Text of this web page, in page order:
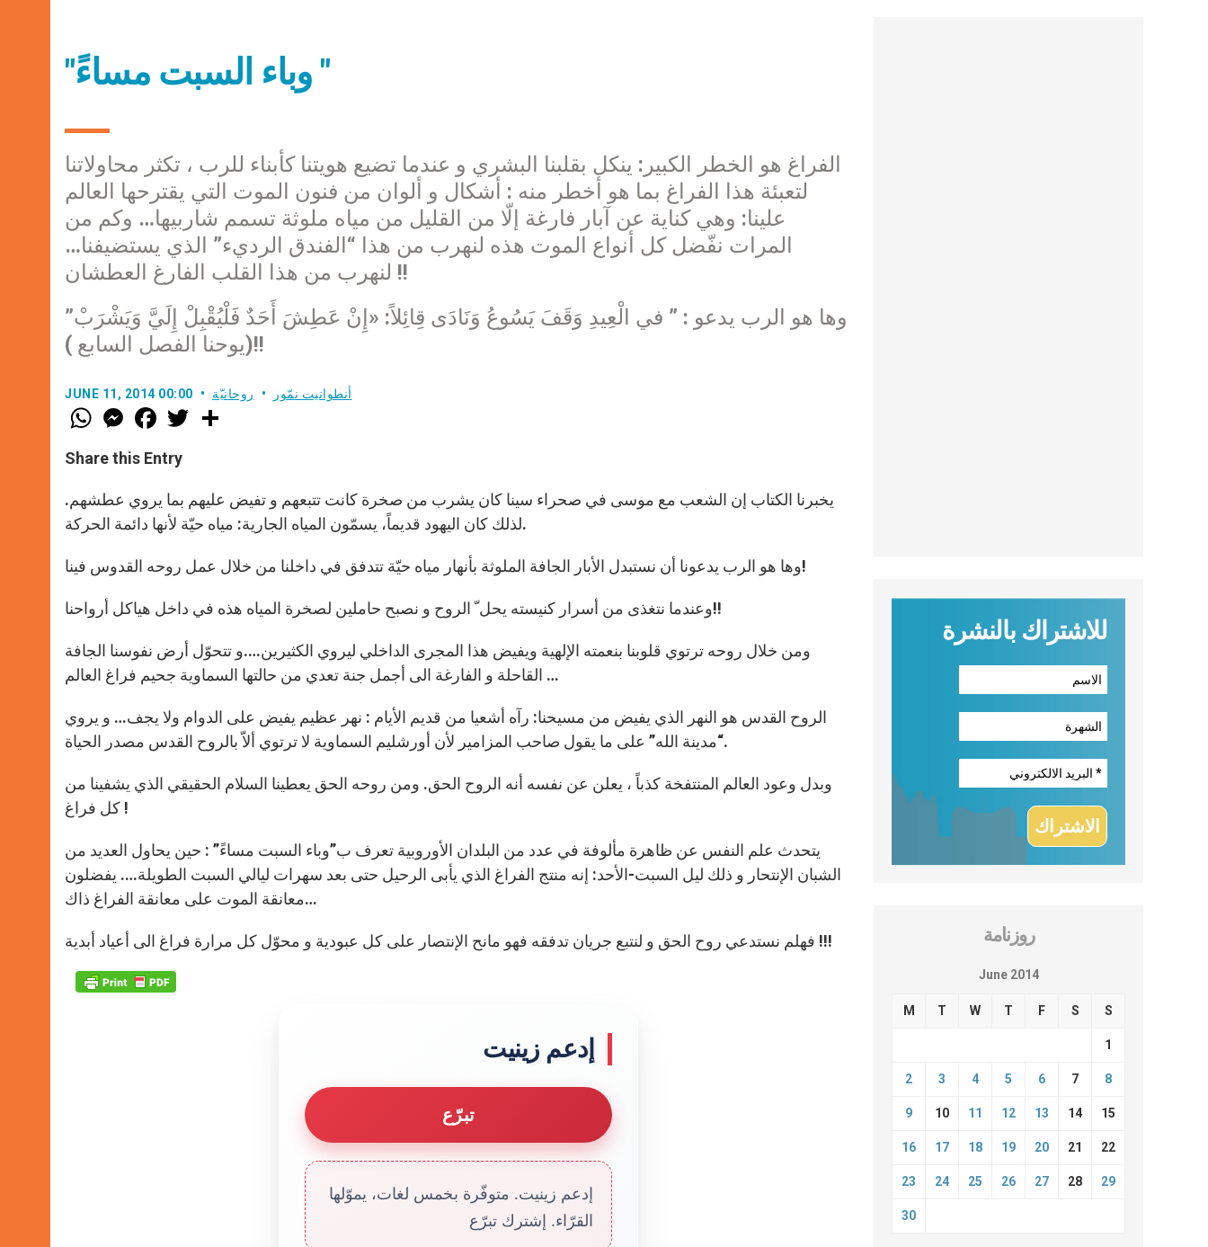
"وباء السبت مساءً "
الفراغ هو الخطر الكبير: ينكل بقلبنا البشري و عندما تضيع هويتنا كأبناء للرب ، تكثر محاولاتنا
لتعبئة هذا الفراغ بما هو أخطر منه : أشكال و ألوان من فنون الموت التي يقترحها العالم
علينا: وهي كناية عن آبار فارغة إلّا من القليل من مياه ملوثة تسمم شاربيها… وكم من
المرات نفّضل كل أنواع الموت هذه لنهرب من هذا “الفندق الرديء” الذي يستضيفنا…
لنهرب من هذا القلب الفارغ العطشان !!
وها هو الرب يدعو : ” في الْعِيدِ وَقَفَ يَسُوعُ وَنَادَى قِائِلاً: «إِنْ عَطِشَ أَحَدٌ فَلْيُقْبِلْ إِلَيَّ وَيَشْرَبْ”
(يوحنا الفصل السابع )!!
JUNE 11, 2014 00:00 أنطوانيت نمّور روحانيّة
W
h
t
s
p
p
M
e
s
e
g
e
r
F
a
e
b
o
k
w
r
Share this Entry
يخبرنا الكتاب إن الشعب مع موسى في صحراء سينا كان يشرب من صخرة كانت تتبعهم و تفيض عليهم بما يروي عطشهم.
لذلك كان اليهود قديماً، يسمّون المياه الجارية: مياه حيّة لأنها دائمة الحركة.
وها هو الرب يدعونا أن نستبدل الأبار الجافة الملوثة بأنهار مياه حيّة تتدفق في داخلنا من خلال عمل روحه القدوس فينا!
وعندما نتغذى من أسرار كنيسته يحل ّ الروح و نصبح حاملين لصخرة المياه هذه في داخل هياكل أرواحنا!!
ومن خلال روحه ترتوي قلوبنا بنعمته الإلهية ويفيض هذا المجرى الداخلي ليروي الكثيرين….و تتحوّل أرض نفوسنا الجافة
القاحلة و الفارغة الى أجمل جنة تعدي من حالتها السماوية جحيم فراغ العالم …
الروح القدس هو النهر الذي يفيض من مسيحنا: رآه أشعيا من قديم الأيام : نهر عظيم يفيض على الدوام ولا يجف… و يروي
“مدينة الله” على ما يقول صاحب المزامير لأن أورشليم السماوية لا ترتوي ألاّ بالروح القدس مصدر الحياة.
وبدل وعود العالم المنتفخة كذباً ، يعلن عن نفسه أنه الروح الحق. ومن روحه الحق يعطينا السلام الحقيقي الذي يشفينا من
كل فراغ !
يتحدث علم النفس عن ظاهرة مألوفة في عدد من البلدان الأوروبية تعرف ب”وباء السبت مساءً” : حين يحاول العديد من
الشبان الإنتحار و ذلك ليل السبت-الأحد: إنه منتج الفراغ الذي يأبى الرحيل حتى بعد سهرات ليالي السبت الطويلة…. يفضلون
معانقة الموت على معانقة الفراغ ذاك…
فهلم نستدعي روح الحق و لنتبع جريان تدفقه فهو مانح الإنتصار على كل عبودية و محوّل كل مرارة فراغ الى أعياد أبدية !!!
إدعم زينيت
تبرّع
إدعم زينيت. متوفّرة بخمس لغات، يموّلها
القرّاء. إشترك تبرّع
للاشتراك بالنشرة
روزنامة
June 2014
M T W T F S S
1
2 3 4 5 6 7 8
9 10 11 12 13 14 15
16 17 18 19 20 21 22
23 24 25 26 27 28 29
30